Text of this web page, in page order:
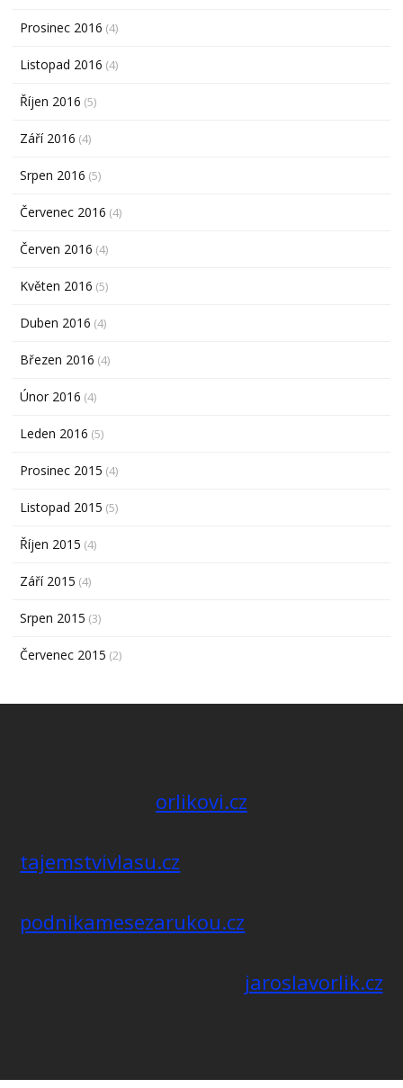
Prosinec 2016 (4)
Listopad 2016 (4)
Říjen 2016 (5)
Září 2016 (4)
Srpen 2016 (5)
Červenec 2016 (4)
Červen 2016 (4)
Květen 2016 (5)
Duben 2016 (4)
Březen 2016 (4)
Únor 2016 (4)
Leden 2016 (5)
Prosinec 2015 (4)
Listopad 2015 (5)
Říjen 2015 (4)
Září 2015 (4)
Srpen 2015 (3)
Červenec 2015 (2)
orlikovi.cz
tajemstvivlasu.cz
podnikamesezarukou.cz
jaroslavorlik.cz